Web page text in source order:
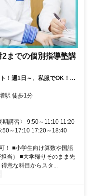
までの個別指導塾講
！週1日～、私服でOK！テ
駅 徒歩1分
講習〉 9:50～11:10 11:20
～17:10 17:20～18:40
！ ■小学生向け算数や国語
当） ■大学帰りそのまま先
意な科目からスタ...